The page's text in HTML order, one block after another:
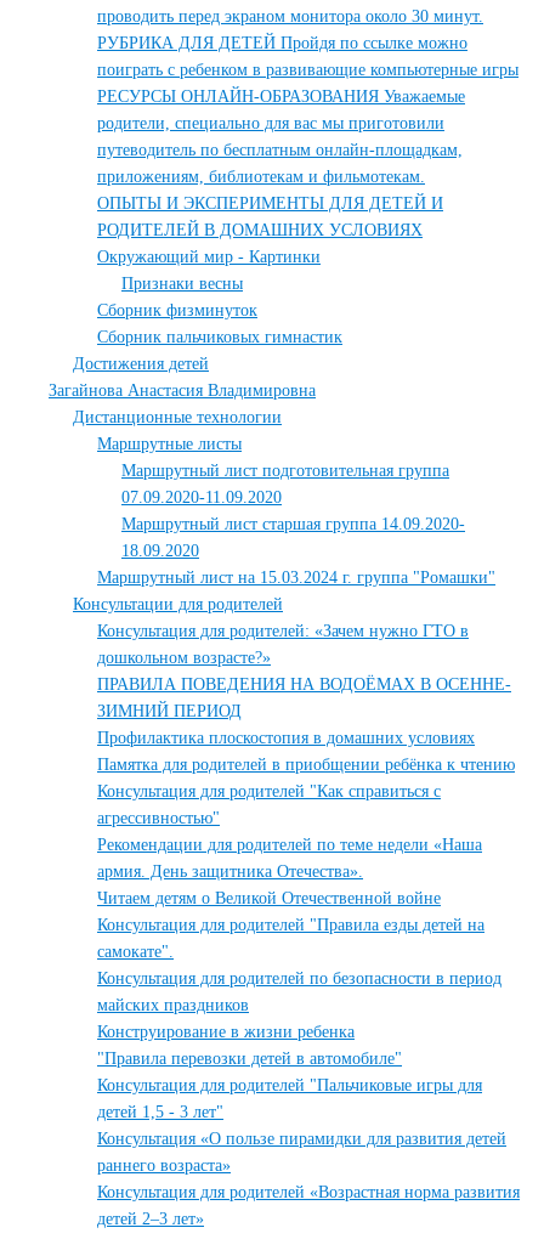
проводить перед экраном монитора около 30 минут.
РУБРИКА ДЛЯ ДЕТЕЙ Пройдя по ссылке можно
поиграть с ребенком в развивающие компьютерные игры
РЕСУРСЫ ОНЛАЙН-ОБРАЗОВАНИЯ Уважаемые
родители, специально для вас мы приготовили
путеводитель по бесплатным онлайн-площадкам,
приложениям, библиотекам и фильмотекам.
ОПЫТЫ И ЭКСПЕРИМЕНТЫ ДЛЯ ДЕТЕЙ И
РОДИТЕЛЕЙ В ДОМАШНИХ УСЛОВИЯХ
Окружающий мир - Картинки
Признаки весны
Сборник физминуток
Сборник пальчиковых гимнастик
Достижения детей
Загайнова Анастасия Владимировна
Дистанционные технологии
Маршрутные листы
Маршрутный лист подготовительная группа
07.09.2020-11.09.2020
Маршрутный лист старшая группа 14.09.2020-
18.09.2020
Маршрутный лист на 15.03.2024 г. группа "Ромашки"
Консультации для родителей
Консультация для родителей: «Зачем нужно ГТО в
дошкольном возрасте?»
ПРАВИЛА ПОВЕДЕНИЯ НА ВОДОЁМАХ В ОСЕННЕ-
ЗИМНИЙ ПЕРИОД
Профилактика плоскостопия в домашних условиях
Памятка для родителей в приобщении ребёнка к чтению
Консультация для родителей "Как справиться с
агрессивностью"
Рекомендации для родителей по теме недели «Наша
армия. День защитника Отечества».
Читаем детям о Великой Отечественной войне
Консультация для родителей "Правила езды детей на
самокате".
Консультация для родителей по безопасности в период
майских праздников
Конструирование в жизни ребенка
"Правила перевозки детей в автомобиле"
Консультация для родителей "Пальчиковые игры для
детей 1,5 - 3 лет"
Консультация «О пользе пирамидки для развития детей
раннего возраста»
Консультация для родителей «Возрастная норма развития
детей 2–3 лет»